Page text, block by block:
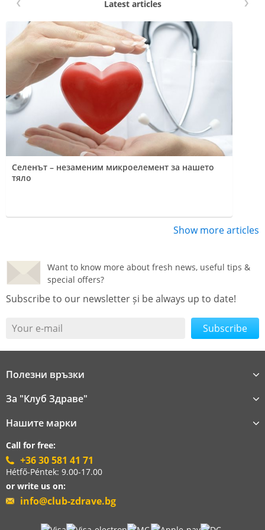
Latest articles
Селенът – незаменим микроелемент за нашето
тяло
Show more articles
Want to know more about fresh news, useful tips &
special offers?
Subscribe to our newsletter și be always up to date!
Your e-mail
Полезни връзки
За "Клуб Здраве"
Нашите марки
Call for free:
+36 30 581 41 71
Hétfő-Péntek: 9.00-17.00
or write us on:
info@club-zdrave.bg